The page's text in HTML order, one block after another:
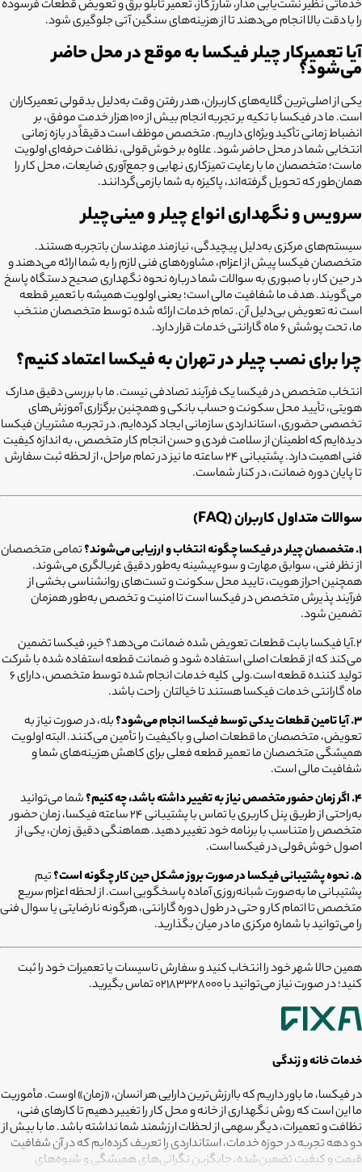
خدماتی نظیر نشت‌یابی مدار، شارژ گاز، تعمیر تابلو برق و تعویض قطعات فرسوده
را با دقت بالا انجام می‌دهند تا از هزینه‌های سنگین آتی جلوگیری شود.
آیا تعمیرکار چیلر فیکسا به موقع در محل حاضر
می‌شود؟
یکی از اصلی‌ترین گلایه‌های کاربران، هدر رفتن وقت به‌دلیل بدقولی تعمیرکاران
است. ما در فیکسا با تکیه بر تجربه انجام بیش از ۱۰۰ هزار خدمت موفق، بر
انضباط زمانی تأکید ویژه‌ای داریم. متخصص موظف است دقیقاً در بازه زمانی
انتخابی شما در محل حاضر شود. علاوه بر خوش‌قولی، نظافت حرفه‌ای اولویت
ماست؛ متخصصان ما با رعایت تمیزکاری نهایی و جمع‌آوری ضایعات، محل کار را
همان‌طور که تحویل گرفته‌اند، پاکیزه به شما بازمی‌گردانند.
سرویس و نگهداری انواع چیلر و مینی‌چیلر
سیستم‌های مرکزی به‌دلیل پیچیدگی، نیازمند مهندسان باتجربه هستند.
متخصصان فیکسا پیش از اعزام، مشاوره‌های فنی لازم را به شما ارائه می‌دهند و
در حین کار، با صبوری به سوالات شما درباره نحوه نگهداری صحیح دستگاه پاسخ
می‌گویند. هدف ما شفافیت مالی است؛ یعنی اولویت همیشه با تعمیر قطعه
است نه تعویض بی‌دلیل آن. تمام خدمات ارائه شده توسط متخصصان منتخب
ما، تحت پوشش ۶ ماه گارانتی خدمات قرار دارد.
چرا برای نصب چیلر در تهران به فیکسا اعتماد کنیم؟
انتخاب متخصص در فیکسا یک فرآیند تصادفی نیست. ما با بررسی دقیق مدارک
هویتی، تأیید محل سکونت و حساب بانکی و همچنین برگزاری آموزش‌های
تخصصی حضوری، استانداردی سازمانی ایجاد کرده‌ایم. در تجربه مشتریان فیکسا
دیده‌ایم که اطمینان از سلامت فردی و حسن انجام کار متخصص، به اندازه کیفیت
فنی اهمیت دارد. پشتیبانی ۲۴ ساعته ما نیز در تمام مراحل، از لحظه ثبت سفارش
تا پایان دوره ضمانت، در کنار شماست.
سوالات متداول کاربران (FAQ)
۱. متخصصان چیلر در فیکسا چگونه انتخاب و ارزیابی می‌شوند؟
تمامی متخصصان
از نظر فنی، سوابق مهارت و سوءپیشینه به‌طور دقیق غربالگری می‌شوند.
همچنین احراز هویت، تایید محل سکونت و تست‌های روانشناسی بخشی از
فرآیند پذیرش متخصص در فیکسا است تا امنیت و تخصص به‌طور همزمان
تضمین شود.
2.آیا فیکسا بابت قطعات تعویض شده ضمانت می‌دهد؟
خیر، فیکسا تضمین
می‌کند که از قطعات اصلی استفاده شود و ضمانت قطعه استفاده شده با شرکت
تولید کننده قطعه است.ولی کلیه خدمات انجام شده توسط متخصص، دارای ۶
ماه گارانتی خدمات فیکسا هستند تا خیالتان راحت باشد.
۳. آیا تامین قطعات یدکی توسط فیکسا انجام می‌شود؟
بله، در صورت نیاز به
تعویض، متخصصان ما قطعات اصلی و باکیفیت را تأمین می‌کنند. البته اولویت
همیشگی متخصصان ما تعمیر قطعه فعلی برای کاهش هزینه‌های شما و
شفافیت مالی است.
۴. اگر زمان حضور متخصص نیاز به تغییر داشته باشد، چه کنیم؟
شما می‌توانید
به‌راحتی از طریق پنل کاربری یا تماس با پشتیبانی ۲۴ ساعته فیکسا، زمان حضور
متخصص را متناسب با برنامه خود تغییر دهید. هماهنگی دقیق زمان، یکی از
اصول خوش‌قولی در فیکسا است.
۵. نحوه پشتیبانی فیکسا در صورت بروز مشکل حین کار چگونه است؟
تیم
پشتیبانی ما به‌صورت شبانه‌روزی آماده پاسخگویی است. از لحظه اعزام سریع
متخصص تا اتمام کار و حتی در طول دوره گارانتی، هرگونه نارضایتی یا سوال فنی
را می‌توانید با شماره مرکزی ما در میان بگذارید.
همین حالا شهر خود را انتخاب کنید و سفارش تاسیسات یا تعمیرات خود را ثبت
کنید؛ در صورت نیاز می‌توانید با 02183328000 تماس بگیرید.
خدمات خانه و زندگی
در فیکسا، ما باور داریم که باارزش‌ترین دارایی هر انسان، «زمان» اوست. مأموریت
ما این است که روش نگهداری از خانه و محل کار را تغییر دهیم تا کارهای فنی،
نظافت و تعمیرات، دیگر سهمی از لحظات ارزشمند شما نداشته باشد. ما با بیش از
دو دهه تجربه در حوزه خدمات، استانداردی را تعریف کرده‌ایم که در آن شفافیت
قیمت و کیفیت تضمین‌شده، جایگزین نگرانی‌های همیشگی و شیوه‌های